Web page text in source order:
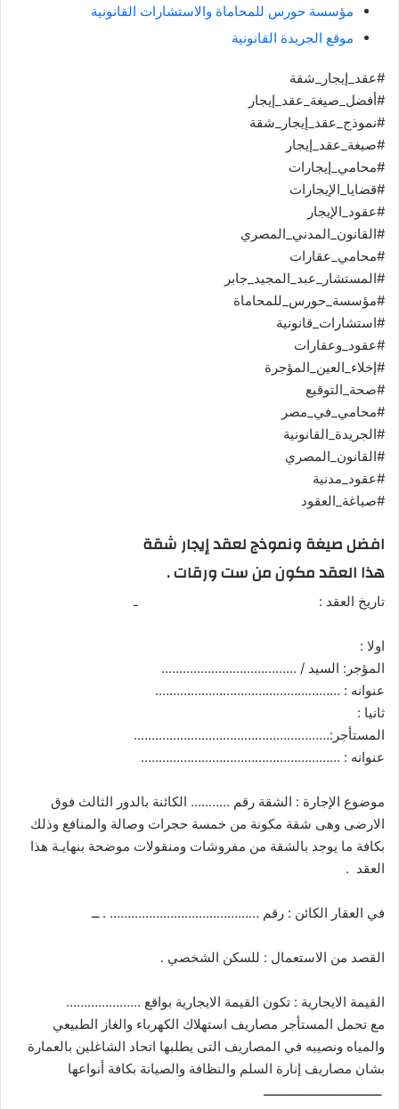
مؤسسة حورس للمحاماة والاستشارات القانونية
موقع الجريدة القانونية
#عقد_إيجار_شقة
#أفضل_صيغة_عقد_إيجار
#نموذج_عقد_إيجار_شقة
#صيغة_عقد_إيجار
#محامي_إيجارات
#قضايا_الإيجارات
#عقود_الإيجار
#القانون_المدني_المصري
#محامي_عقارات
#المستشار_عبد_المجيد_جابر
#مؤسسة_حورس_للمحاماة
#استشارات_قانونية
#عقود_وعقارات
#إخلاء_العين_المؤجرة
#صحة_التوقيع
#محامي_في_مصر
#الجريدة_القانونية
#القانون_المصري
#عقود_مدنية
#صياغة_العقود
افضل صيغة ونموذج لعقد إيجار شقة
هذا العقد مكون من ست ورقات .
تاريخ العقد : ـ
اولا :
المؤجر: السيد / ………………………………..
عنوانه : …………………………………………….
ثانيا :
المستأجر:……………………………………………….
عنوانه : ………………………………………………..
موضوع الإجارة : الشقة رقم ……….. الكائنة بالدور الثالث فوق
الارضى وهى شقة مكونة من خمسة حجرات وصالة والمنافع وذلك
بكافة ما يوجد بالشقة من مفروشات ومنقولات موضحة بنهايـة هذا
العقد .
في العقار الكائن : رقم …………………………………… . ــ
القصد من الاستعمال : للسكن الشخصي .
القيمة الايجارية : تكون القيمة الايجارية بواقع …………………
مع تحمل المستأجر مصاريف استهلاك الكهرباء والغاز الطبيعي
والمياه ونصيبه في المصاريف التى يطلبها اتحاد الشاغلين بالعمارة
بشان مصاريف إنارة السلم والنظافة والصيانة بكافة أنواعها
ـــــــــــــــــــــــــــــــــ